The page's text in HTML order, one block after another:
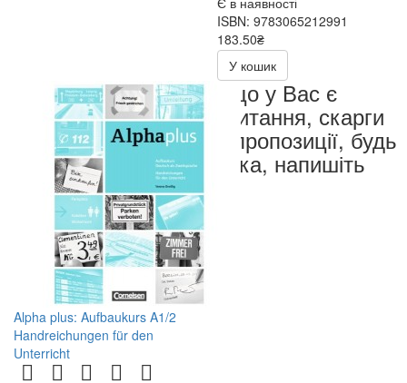
ISBN: 9783065212991
183.50₴
367.00₴
У кошик
Alpha plus: Aufbaukurs A1/2
Handreichungen für den
Unterricht
Якщо у Вас є
запитання, скарги
чи пропозиції, будь
ласка, напишіть
нам